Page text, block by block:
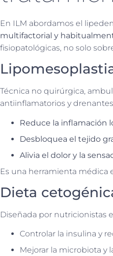
En ILM abordamos el
multifactorial y
fisiopatológicas, no solo
Técnica no quirúrgica,
antiinflamatorios y
Reduce la inflamación
Desbloquea el tejido
Alivia el dolor y la
Es una herramienta médica
Dieta
Diseñada por nutricionistas
Controlar la insulina y
Mejorar la microbiota y